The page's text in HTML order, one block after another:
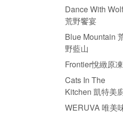
Dance With Wolf
荒野饗宴
Blue Mountain
野藍山
Frontier悅緻原凍
Cats In The
Kitchen 凱特美
WERUVA 唯美